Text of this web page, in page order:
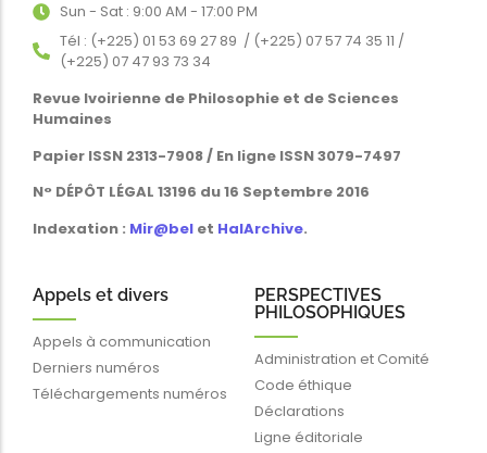
Sun - Sat : 9:00 AM - 17:00 PM
Tél : (+225) 01 53 69 27 89 / (+225) 07 57 74 35 11 /
(+225) 07 47 93 73 34
Revue Ivoirienne de Philosophie et de Sciences
Humaines
Papier ISSN 2313-7908 / En ligne ISSN 3079-7497
N° DÉPÔT LÉGAL 13196 du 16 Septembre 2016
Indexation : Mir@bel et HalArchive.
Appels et divers
Appels à communication
Derniers numéros
Téléchargements numéros
PERSPECTIVES
PHILOSOPHIQUES
Administration et Comité
Code éthique
Déclarations
Ligne éditoriale